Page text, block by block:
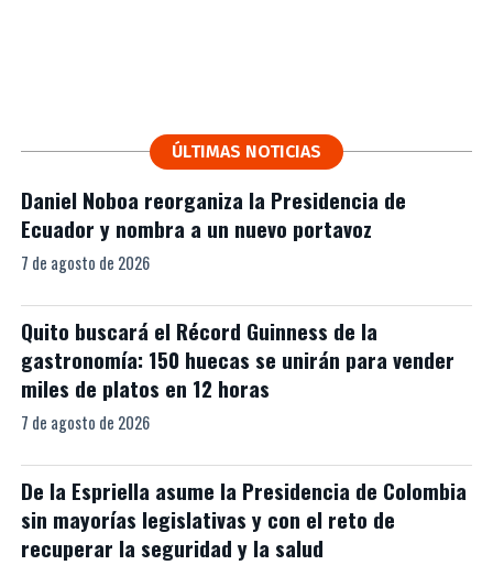
ÚLTIMAS NOTICIAS
Daniel Noboa reorganiza la Presidencia de
Ecuador y nombra a un nuevo portavoz
7 de agosto de 2026
Quito buscará el Récord Guinness de la
gastronomía: 150 huecas se unirán para vender
miles de platos en 12 horas
7 de agosto de 2026
De la Espriella asume la Presidencia de Colombia
sin mayorías legislativas y con el reto de
recuperar la seguridad y la salud